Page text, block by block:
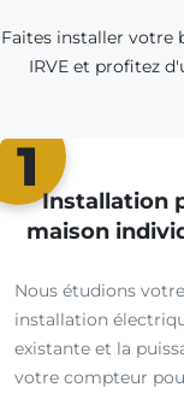
Faites installer votre
IRVE et profitez
1
Installation
maison
Nous étudions votre
installation
existante et la
votre compteur